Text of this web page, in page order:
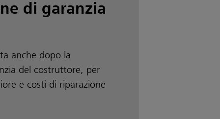
di garanzia
anche dopo la
del costruttore, per
e costi di riparazione